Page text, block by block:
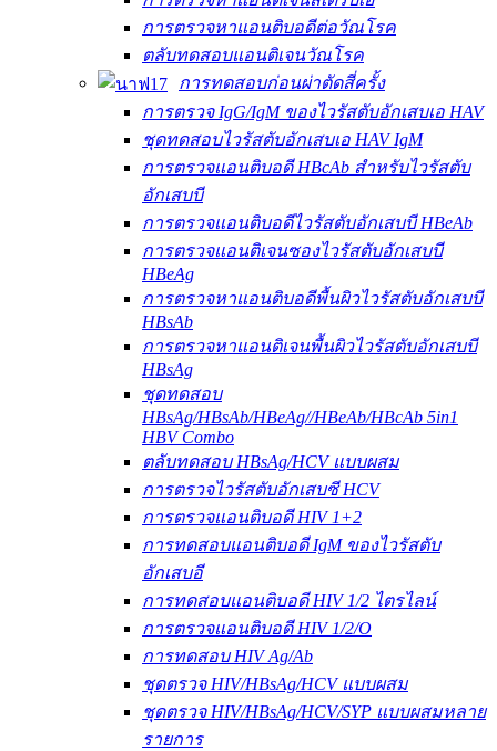
การตรวจหาแอนติบอดีต่อวัณโรค
ตลับทดสอบแอนติเจนวัณโรค
การทดสอบก่อนผ่าตัดสี่ครั้ง
การตรวจ IgG/IgM ของไวรัสตับอักเสบเอ HAV
ชุดทดสอบไวรัสตับอักเสบเอ HAV IgM
การตรวจแอนติบอดี HBcAb สำหรับไวรัสตับ
อักเสบบี
การตรวจแอนติบอดีไวรัสตับอักเสบบี HBeAb
การตรวจแอนติเจนซองไวรัสตับอักเสบบี
HBeAg
การตรวจหาแอนติบอดีพื้นผิวไวรัสตับอักเสบบี
HBsAb
การตรวจหาแอนติเจนพื้นผิวไวรัสตับอักเสบบี
HBsAg
ชุดทดสอบ
HBsAg/HBsAb/HBeAg//HBeAb/HBcAb 5in1
HBV Combo
ตลับทดสอบ HBsAg/HCV แบบผสม
การตรวจไวรัสตับอักเสบซี HCV
การตรวจแอนติบอดี HIV 1+2
การทดสอบแอนติบอดี IgM ของไวรัสตับ
อักเสบอี
การทดสอบแอนติบอดี HIV 1/2 ไตรไลน์
การตรวจแอนติบอดี HIV 1/2/O
การทดสอบ HIV Ag/Ab
ชุดตรวจ HIV/HBsAg/HCV แบบผสม
ชุดตรวจ HIV/HBsAg/HCV/SYP แบบผสมหลาย
รายการ